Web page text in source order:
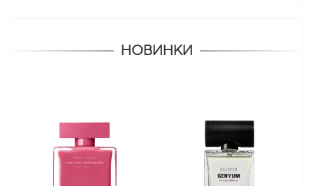
НОВИНКИ